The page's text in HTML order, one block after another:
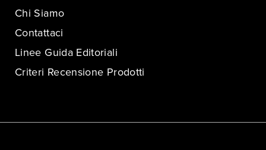
Chi Siamo
Contattaci
Linee Guida Editoriali
Criteri Recensione Prodotti